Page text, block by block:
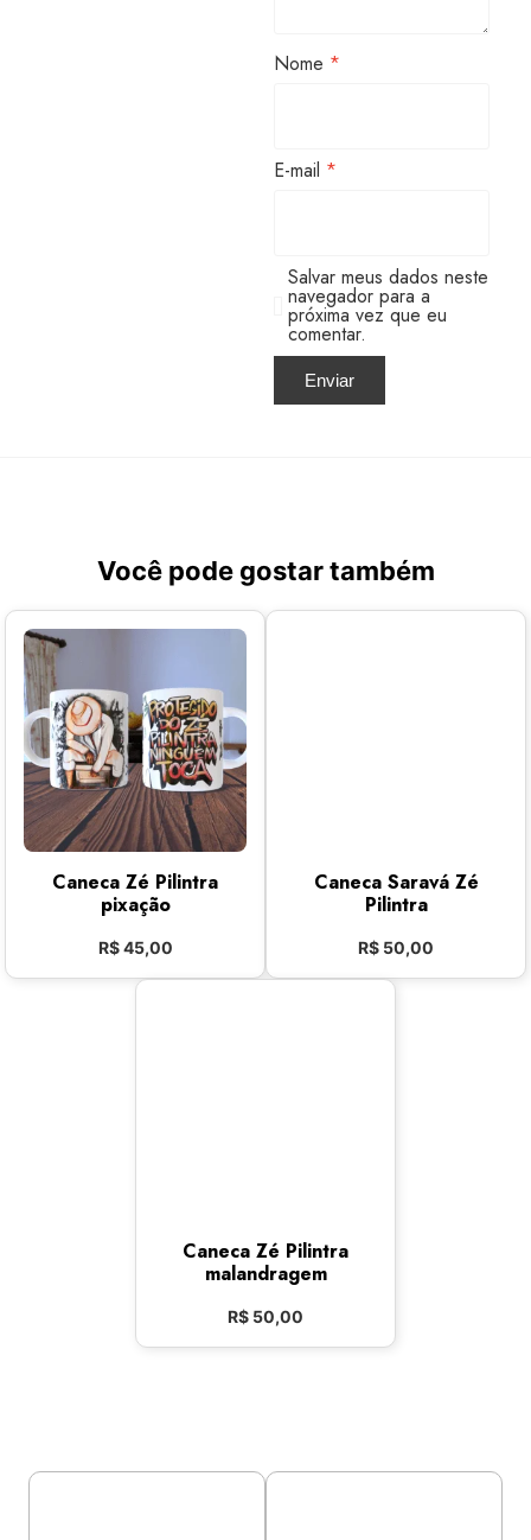
Nome *
E-mail *
Salvar meus dados neste
navegador para a
próxima vez que eu
comentar.
Você pode gostar também
Caneca Zé Pilintra
pixação
R$45,00
Caneca Saravá Zé
Pilintra
R$ 50,00
Caneca Zé Pilintra
malandragem
R$ 50,00